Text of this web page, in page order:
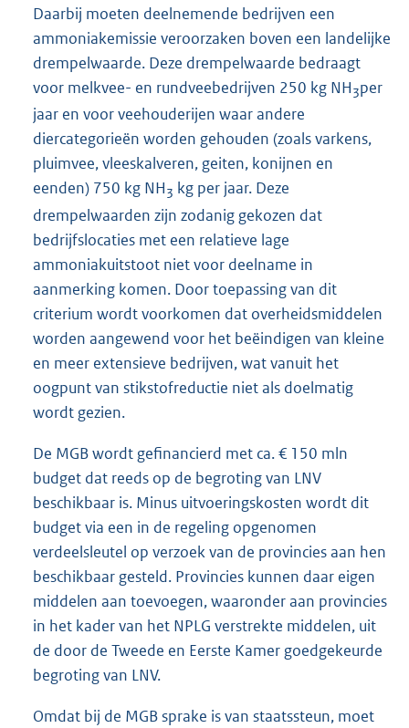
Daarbij moeten deelnemende bedrijven een
ammoniakemissie veroorzaken boven een landelijke
drempelwaarde. Deze drempelwaarde bedraagt
voor melkvee- en rundveebedrijven 250 kg NH3per
jaar en voor veehouderijen waar andere
diercategorieën worden gehouden (zoals varkens,
pluimvee, vleeskalveren, geiten, konijnen en
eenden) 750 kg NH3 kg per jaar. Deze
drempelwaarden zijn zodanig gekozen dat
bedrijfslocaties met een relatieve lage
ammoniakuitstoot niet voor deelname in
aanmerking komen. Door toepassing van dit
criterium wordt voorkomen dat overheidsmiddelen
worden aangewend voor het beëindigen van kleine
en meer extensieve bedrijven, wat vanuit het
oogpunt van stikstofreductie niet als doelmatig
wordt gezien.
De MGB wordt gefinancierd met ca. € 150 mln
budget dat reeds op de begroting van LNV
beschikbaar is. Minus uitvoeringskosten wordt dit
budget via een in de regeling opgenomen
verdeelsleutel op verzoek van de provincies aan hen
beschikbaar gesteld. Provincies kunnen daar eigen
middelen aan toevoegen, waaronder aan provincies
in het kader van het NPLG verstrekte middelen, uit
de door de Tweede en Eerste Kamer goedgekeurde
begroting van LNV.
Omdat bij de MGB sprake is van staatssteun, moet